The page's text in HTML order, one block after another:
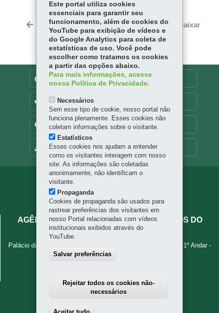
ce
bo
ok
Tw
itt
er
ts
Ap
p
Voltar Início Imprimir Baixar
MAPA DO SITE
DENUNCIE CORRUPÇÃO
OUVIDORIA
TRANSPARÊNCIA INSTITUCIONAL
Navegação
principal
AGÊNCIA DE ASSUNTOS METROPOLITANOS DO
PARANÁ - AMEP
Palácio das Araucárias - Rua Jacy Loureiro de Campos, s/n - 1º Andar -
80530-140-Curitiba
Este portal utiliza cookies
essenciais para garantir seu
funcionamento, além de cookies do
YouTube para exibição de vídeos e
do Google Analytics para coleta de
estatísticas de uso. Você pode
escolher como tratamos os cookies
a partir das opções abaixo.
Para mais informações, acesse
nossa Política de Privacidade.
Necessários
Sem esse tipo de cookie, nosso portal não
funciona plenamente. Esses cookies não
coletam informações sobre o visitante.
Estatísticos
Esses cookies nos ajudam a entender
como os visitantes interagem com nosso
site. As informações são coletadas
anonimamente, não identificam o
visitante.
Propaganda
Cookies de propaganda são usados para
rastrear preferências dos visitantes em
nosso Portal relacionadas com vídeos
institucionais exibidos através do
YouTube.
Salvar preferências
Rejeitar todos os cookies não-
necessários